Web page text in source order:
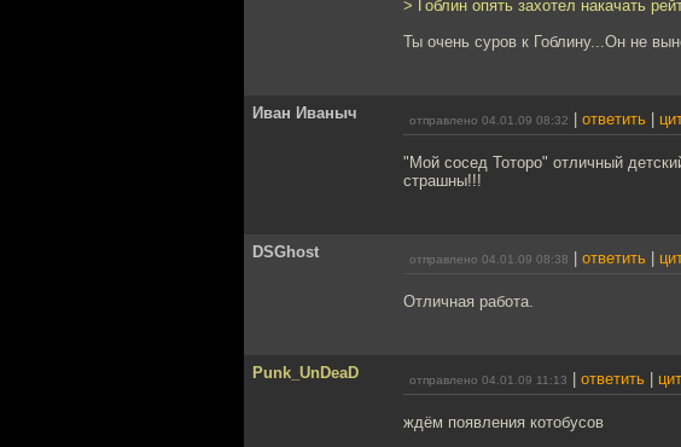
> Гоблин опять захотел накачать
Ты очень суров к Гоблину...Он не
Иван Иваныч отправлено 04.01.09 08:32 ответить
"Мой сосед Тоторо" отличный
страшны!!!
DSGhost отправлено 04.01.09 08:38 ответить
Отличная работа.
Punk_UnDeaD отправлено 04.01.09 11:13 ответить
ждём появления котобусов